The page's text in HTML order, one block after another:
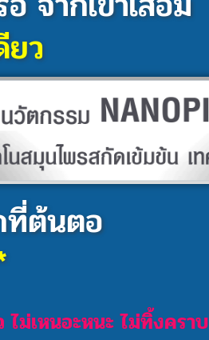
ว
ที่ต้นตอ
ม่เหนอะหนะ ไม่ทิ้งคราบ